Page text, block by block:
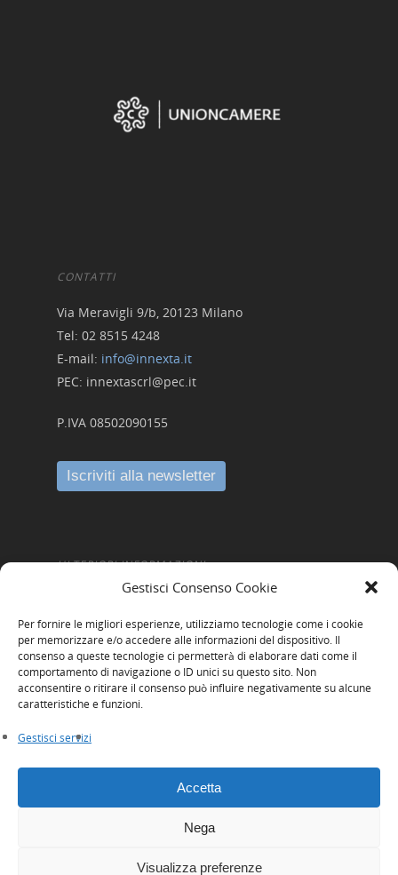
Gestisci Consenso Cookie
Per fornire le migliori esperienze, utilizziamo tecnologie come i cookie
per memorizzare e/o accedere alle informazioni del dispositivo. Il
consenso a queste tecnologie ci permetterà di elaborare dati come il
comportamento di navigazione o ID unici su questo sito. Non
acconsentire o ritirare il consenso può influire negativamente su alcune
caratteristiche e funzioni.
Gestisci servizi
Accetta
Nega
Visualizza preferenze
CONTATTI
Via Meravigli 9/b, 20123 Milano
Tel: 02 8515 4248
E-mail: info@innexta.it
PEC: innextascrl@pec.it
P.IVA 08502090155
ULTERIORI INFORMAZIONI
Informativa Privacy
Cookie Policy
Whistleblowing
© 2026 Innexta scrl. Tutti i diritti riservati